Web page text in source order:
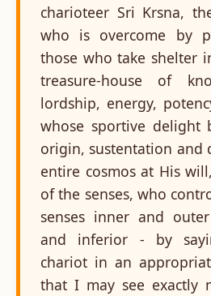
charioteer Sri Krsna,
who is overcome by
those who take shelter
treasure-house of
lordship, energy,
whose sportive delight
origin, sustentation and
entire cosmos at His
of the senses, who
senses inner and
and inferior - by
chariot in an
that I may see exactly